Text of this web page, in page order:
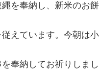
を奉納し、新米のお
えています。今朝は
奉納してお祈りしまし